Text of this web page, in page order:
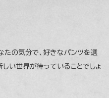
たの気分で、好きなパンツを選
しい世界が待っていることでしょ